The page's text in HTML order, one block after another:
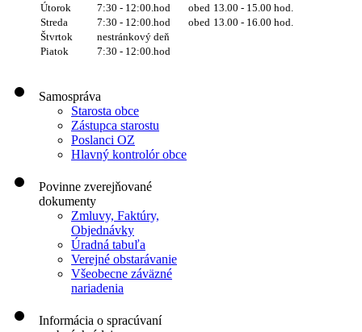
Útorok 7:30 - 12:00.hod obed 13.00 - 15.00 hod.
Streda
7:30 - 12:00.hod obed 13.00 - 16.00 hod.
Štvrtok
nestránkový deň
Piatok
7:30 - 12:00.hod
Samospráva
Starosta obce
Zástupca starostu
Poslanci OZ
Hlavný kontrolór obce
Povinne zverejňované
dokumenty
Zmluvy, Faktúry,
Objednávky
Úradná tabuľa
Verejné obstarávanie
Všeobecne záväzné
nariadenia
Informácia o spracúvaní